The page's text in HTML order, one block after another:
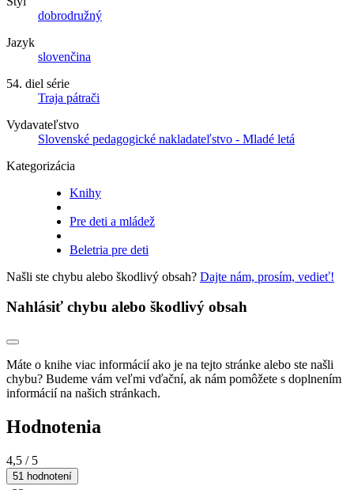
dobrodružný
Jazyk
slovenčina
54. diel série
Traja pátrači
Vydavateľstvo
Slovenské pedagogické nakladateľstvo - Mladé letá
Kategorizácia
Knihy
Pre deti a mládež
Beletria pre deti
Našli ste chybu alebo škodlivý obsah? Dajte nám, prosím, vedieť!
Nahlásiť chybu alebo škodlivý obsah
Máte o knihe viac informácií ako je na tejto stránke alebo ste našli
chybu? Budeme vám veľmi vďační, ak nám pomôžete s doplnením
informácií na našich stránkach.
Hodnotenia
4,5 / 5
51 hodnotení